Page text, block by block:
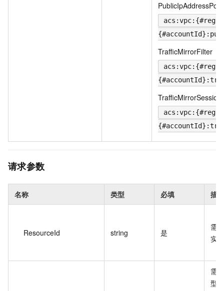
PublicIpAddressPool
TrafficMirrorFilter
TrafficMirrorSession
请求参数
名称 类型 必填 描述
ResourceId string 是
需
实
需
型